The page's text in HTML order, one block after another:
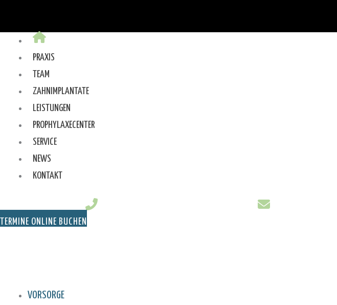
PRAXIS
TEAM
ZAHNIMPLANTATE
LEISTUNGEN
PROPHYLAXECENTER
SERVICE
NEWS
KONTAKT
TERMINE ONLINE BUCHEN
VORSORGE